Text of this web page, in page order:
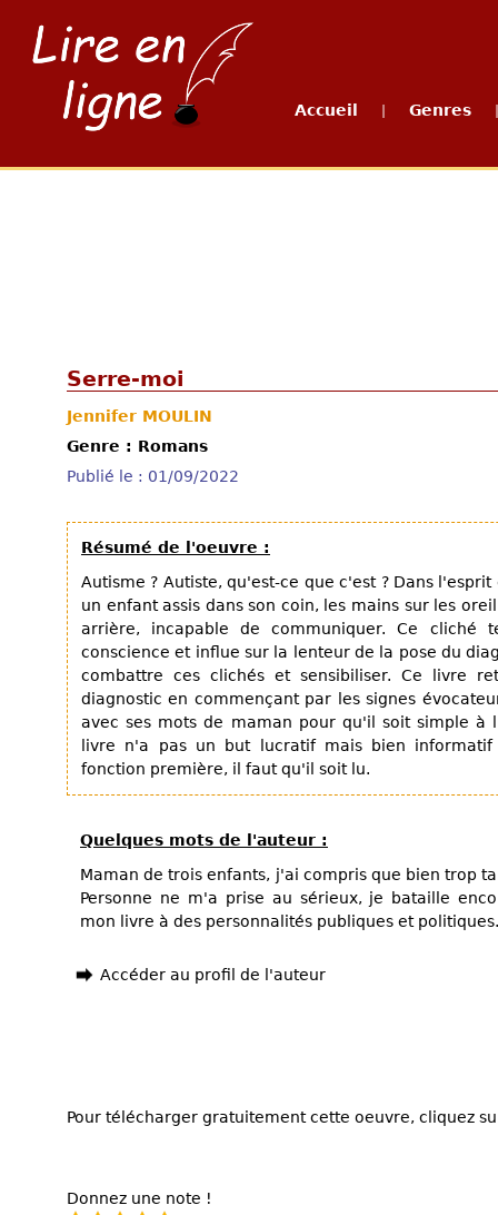
Accueil Genres
Serre-moi
Jennifer MOULIN
Genre : Romans
Publié le : 01/09/2022
Résumé de l'oeuvre :
Autisme ? Autiste, qu'est-ce que c'est ? Dans
un enfant assis dans son coin, les mains sur les
arrière, incapable de communiquer. Ce cliché
conscience et influe sur la lenteur de la pose du
combattre ces clichés et sensibiliser. Ce livre
diagnostic en commençant par les signes
avec ses mots de maman pour qu'il soit simple à
livre n'a pas un but lucratif mais bien
fonction première, il faut qu'il soit lu.
Quelques mots de l'auteur :
Maman de trois enfants, j'ai compris que bien trop
Personne ne m'a prise au sérieux, je bataille
mon livre à des personnalités publiques et politiques.
Accéder au profil de l'auteur
Pour télécharger gratuitement cette oeuvre, cliquez
Donnez une note !